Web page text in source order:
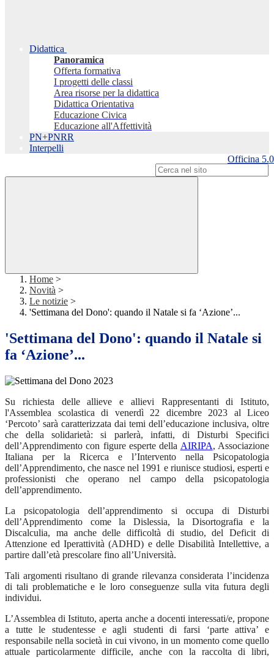
Didattica
Panoramica
Offerta formativa
I progetti delle classi
Area risorse per la didattica
Didattica Orientativa
Educazione Civica
Educazione all'Affettività
PN+PNRR
Interpelli
Officina 5.0
Home >
Novità >
Le notizie >
'Settimana del Dono': quando il Natale si fa ‘Azione’...
'Settimana del Dono': quando il Natale si
fa ‘Azione’...
Su richiesta delle allieve e allievi Rappresentanti di Istituto,
l'Assemblea scolastica di venerdì 22 dicembre 2023 al Liceo
‘Percoto’ sarà caratterizzata dai temi dell’educazione inclusiva, oltre
che della solidarietà: si parlerà, infatti, di Disturbi Specifici
dell’Apprendimento con figure espertedella AIRIPA, Associazione
Italiana per la Ricerca e l’Intervento nella Psicopatologia
dell’Apprendimento, che nasce nel 1991 e riunisce studiosi, esperti e
professionisti che operano nel campo della psicopatologia
dell’apprendimento.
La psicopatologia dell’apprendimento si occupa di Disturbi
dell’Apprendimento come la Dislessia, la Disortografia e la
Discalculia, ma anche delle difficoltà di studio, del Deficit di
Attenzione ed Iperattività (ADHD) e delle Disabilità Intellettive, a
partire dall’età prescolare fino all’Università.
Tali argomenti risultano di grande rilevanza considerata l’incidenza
di tali problematiche e le loro conseguenze sulla vita futura degli
individui.
L’Assemblea di Istituto, aperta anche a docenti interessati/e, propone
a tutte le studentesse e agli studenti di farsi ‘parte attiva’ e
responsabile nella società in cui vivono, in un momento come quello
attuale particolarmente difficile, anche con la raccolta di libri,